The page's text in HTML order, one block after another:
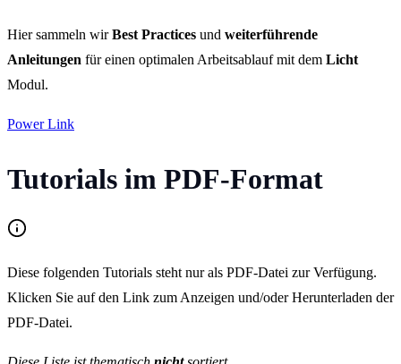
Hier sammeln wirBest Practices und weiterführende
Anleitungen für einen optimalen Arbeitsablauf mit dem Licht
Modul.
Power Link
Tutorials im PDF-Format
Diese folgenden Tutorials steht nur als PDF-Datei zur Verfügung.
Klicken Sie auf den Link zum Anzeigen und/oder Herunterladen der
PDF-Datei.